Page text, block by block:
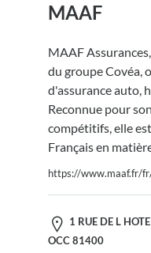
MAAF
MAAF
du groupe Covéa,
d'assurance auto,
Reconnue pour
compétitifs, elle
Français en
https://www.maaf.fr/
1 RUE DE L
OCC 81400